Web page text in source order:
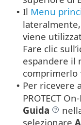
• Il Menu
viene
Fare clic
espandere il
comprimerlo
• Per ricevere
PROTECT
Guida
selezionare